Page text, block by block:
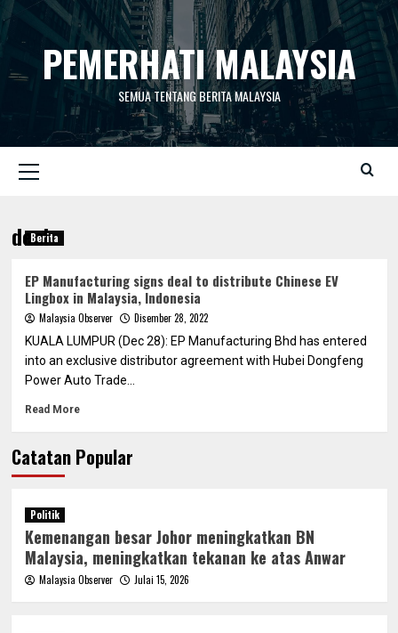
Skip
contentPEMERHATI MALAYSIA
SEMUA TENTANG BERITA MALAYSIA
Menu
deal
Berita
EP Manufacturing signs deal to distribute Chinese EV
Lingbox in Malaysia, Indonesia
Malaysia Observer
Disember 28, 2022
KUALA LUMPUR (Dec 28): EP Manufacturing Bhd has entered
into an exclusive distributor agreement with Hubei Dongfeng
Power Auto Trade...
Read More
Catatan Popular
Politik
Kemenangan besar Johor meningkatkan BN
Malaysia, meningkatkan tekanan ke atas Anwar
Malaysia Observer Julai 15, 2026